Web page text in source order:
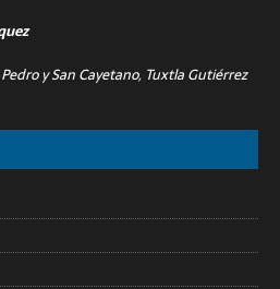
y San Cayetano, Tuxtla Gutiérrez